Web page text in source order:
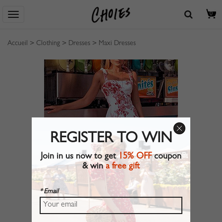
0
Accueil > Clothing > Dresses > Maxi Dresses
REGISTER TO WIN
Join in us now to get15% OFFcoupon
& wina free gift
* Email